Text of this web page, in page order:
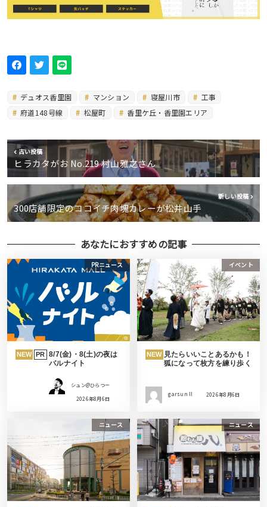
デュオス香里園 マンション 寝屋川市
工事
府道148号線
松屋町 香里ケ丘・香里園エリア
古い投稿
ヒラカタがお No.219 村山雅之さん
新しい投稿
300店舗限定のココイチ肉塊カレーが松井山手
あなたにおすすめの記事
PRニュース
NEW PR 8/7(金)・8(土)の夜は
バルナイト
シュン@ひらつー
2026年8月6日
イベント
NEW 見たらいいことあるかも！
狐になって枚方を練り歩く
garsun II 2026年8月6日
ニュース ニュース